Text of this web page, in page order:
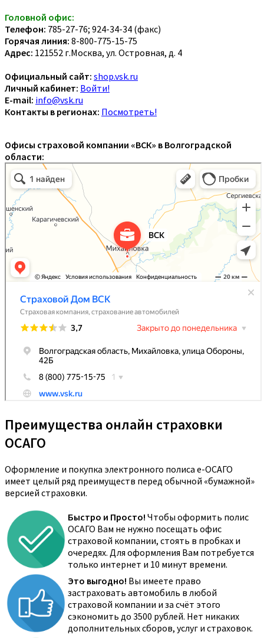
Головной офис:
Телефон: 785-27-76; 924-34-34 (факс)
Горячая линия: 8-800-775-15-75
Адрес: 121552 г.Москва, ул. Островная, д. 4
Официальный сайт: shop.vsk.ru
Личный кабинет: Войти!
E-mail: info@vsk.ru
Контакты в регионах: Посмотреть!
Офисы страховой компании «ВСК» в Волгоградской
области:
Преимущества онлайн страховки
ОСАГО
Оформление и покупка электронного полиса е-ОСАГО
имеет целый ряд преимуществ перед обычной «бумажной»
версией страховки.
Быстро и Просто! Чтобы оформить полис
ОСАГО Вам не нужно посещать офис
страховой компании, стоять в пробках и
очередях. Для оформления Вам потребуется
только интернет и 10 минут времени.
Это выгодно! Вы имеете право
застраховать автомобиль в любой
страховой компании и за счёт этого
сэкономить до 3500 рублей. Нет никаких
дополнительных сборов, услуг и страховок.